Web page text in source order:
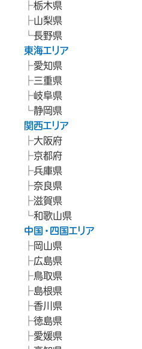
栃木県
山梨県
長野県
東海エリア
愛知県
三重県
岐阜県
静岡県
関西エリア
大阪府
京都府
兵庫県
奈良県
滋賀県
和歌山県
中国・四国エリア
岡山県
広島県
鳥取県
島根県
香川県
徳島県
愛媛県